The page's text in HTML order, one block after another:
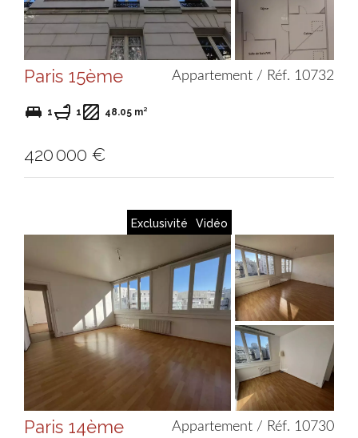
Paris 15ème Appartement / Réf. 10732
1 1 48.05 m²
420 000 €
Exclusivité Vidéo
Paris 14ème Appartement / Réf. 10730